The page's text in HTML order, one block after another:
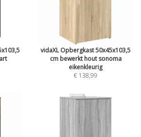
vidaXL Opbergkast 50x45x103,5
cm bewerkt hout sonoma
eikenkleurig
€ 138,99